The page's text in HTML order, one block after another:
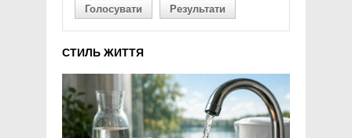
Голосувати Результати
СТИЛЬ ЖИТТЯ